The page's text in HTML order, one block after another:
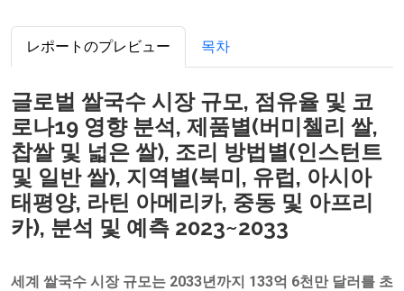
レポートのプレビュー 목차
글로벌 쌀국수 시장 규모, 점유율 및 코
로나19 영향 분석, 제품별(버미첼리 쌀,
찹쌀 및 넓은 쌀), 조리 방법별(인스턴트
및 일반 쌀), 지역별(북미, 유럽, 아시아
태평양, 라틴 아메리카, 중동 및 아프리
카), 분석 및 예측 2023~2033
세계 쌀국수 시장 규모는 2033년까지 133억 6천만 달러를 초